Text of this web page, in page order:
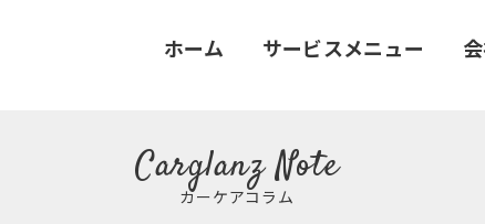
ホーム サービスメニュー
Carglanz Note
カーケアコラム